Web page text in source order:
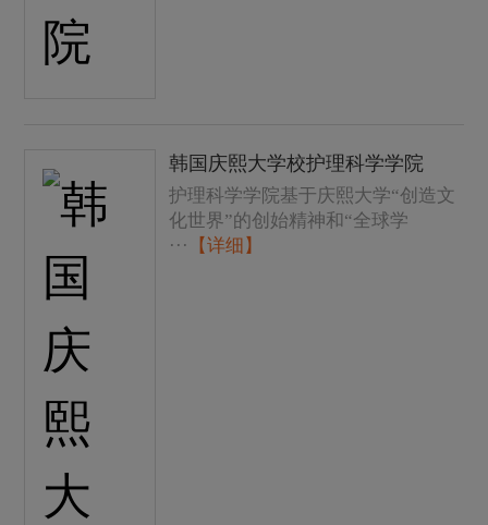
韩国庆熙大学校护理科学学院
护理科学学院基于庆熙大学“创造文
化世界”的创始精神和“全球学
···
【详细】